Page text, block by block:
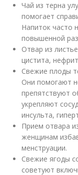
Чай из терна
помогает
Напиток часто
повышенной
Отвар из
цистита,
Свежие плоды
Они помогают
препятствуют
укрепляют
инсульта,
Прием отвара
женщинам
менструации.
Свежие ягоды
советуют